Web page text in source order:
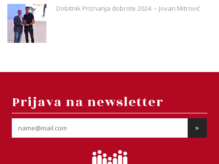
Dobitnik Priznanja dobrote 2024. – Jovan Mitrović
Prijava na newsletter